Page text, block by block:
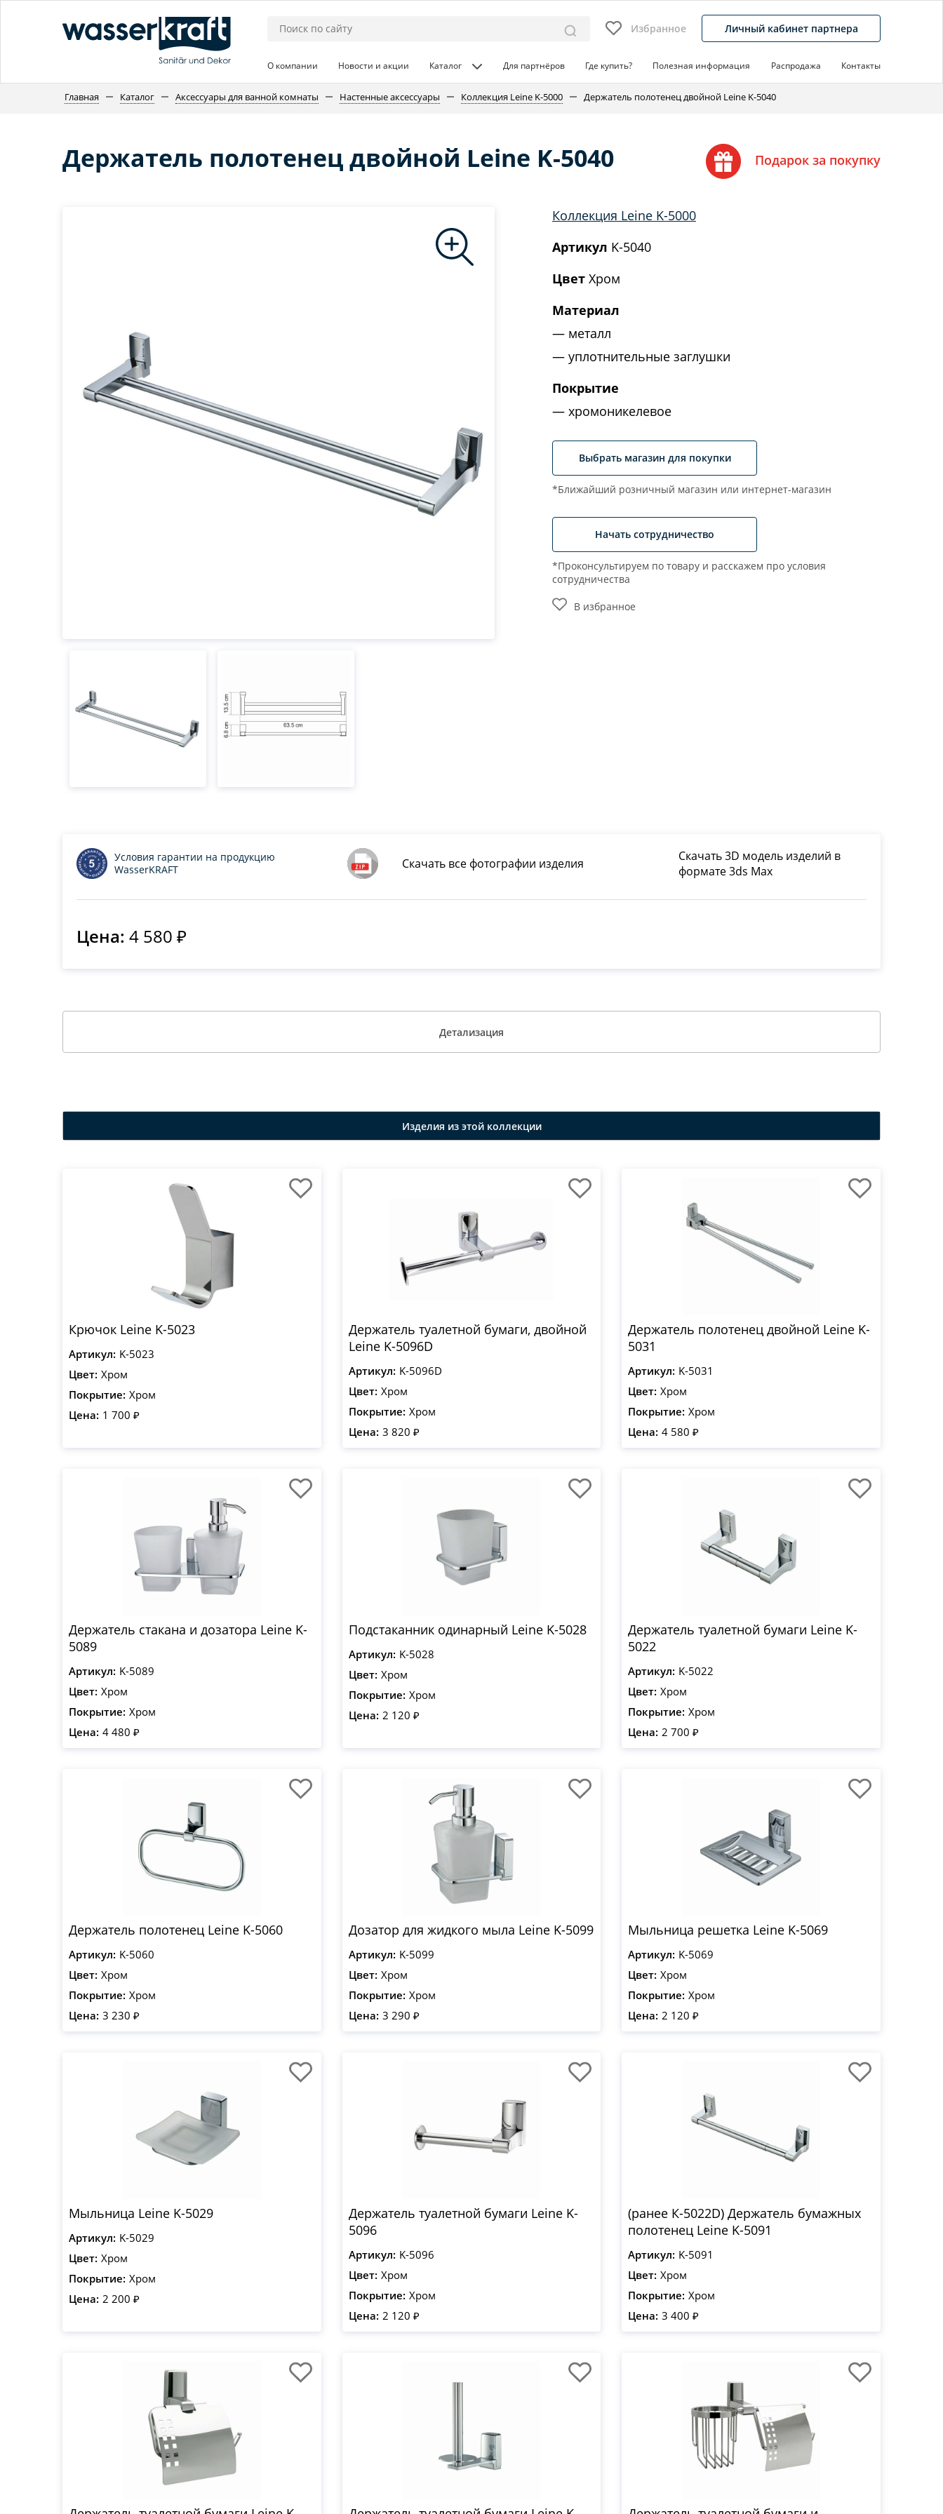
Избранное Личный кабинет партнера
О компании Новости и акции Каталог Для партнёров Где купить? Полезная информация Распродажа Контакты
Главная Каталог Аксессуары для ванной комнаты Настенные аксессуары Коллекция Leine K-5000 Держатель полотенец двойной Leine K-5040
Держатель полотенец двойной Leine K-5040 Подарок за покупку
Коллекция Leine K-5000
Артикул K-5040
Цвет Хром
Материал
металл
уплотнительные заглушки
Покрытие
хромоникелевое
Выбрать магазин для покупки
*Ближайший розничный магазин или интернет-магазин
Начать сотрудничество
*Проконсультируем по товару и расскажем про условия
сотрудничества
В избранное
Скачать все фотографии изделия
Скачать 3D модель изделий в
формате 3ds Max
Условия гарантии на продукцию
WasserKRAFT
Цена: 4 580 ₽
Детализация
Изделия из этой коллекции
Крючок Leine K-5023
Артикул: K-5023
Цвет: Хром
Покрытие: Хром
Цена: 1 700 ₽
Держатель туалетной бумаги, двойной
Leine K-5096D
Артикул: K-5096D
Цвет: Хром
Покрытие: Хром
Цена: 3 820 ₽
Держатель полотенец двойной Leine K-
5031
Артикул: K-5031
Цвет: Хром
Покрытие: Хром
Цена: 4 580 ₽
Держатель стакана и дозатора Leine K-
5089
Артикул: K-5089
Цвет: Хром
Покрытие: Хром
Цена: 4 480 ₽
Подстаканник одинарный Leine K-5028
Артикул: K-5028
Цвет: Хром
Покрытие: Хром
Цена: 2 120 ₽
Держатель туалетной бумаги Leine K-
5022
Артикул: K-5022
Цвет: Хром
Покрытие: Хром
Цена: 2 700 ₽
Держатель полотенец Leine K-5060
Артикул: K-5060
Цвет: Хром
Покрытие: Хром
Цена: 3 230 ₽
Дозатор для жидкого мыла Leine K-5099
Артикул: K-5099
Цвет: Хром
Покрытие: Хром
Цена: 3 290 ₽
Мыльница решетка Leine K-5069
Артикул: K-5069
Цвет: Хром
Покрытие: Хром
Цена: 2 120 ₽
Мыльница Leine K-5029
Артикул: K-5029
Цвет: Хром
Покрытие: Хром
Цена: 2 200 ₽
Держатель туалетной бумаги Leine K-
5096
Артикул: K-5096
Цвет: Хром
Покрытие: Хром
Цена: 2 120 ₽
(ранее К-5022D) Держатель бумажных
полотенец Leine K-5091
Артикул: K-5091
Цвет: Хром
Покрытие: Хром
Цена: 3 400 ₽